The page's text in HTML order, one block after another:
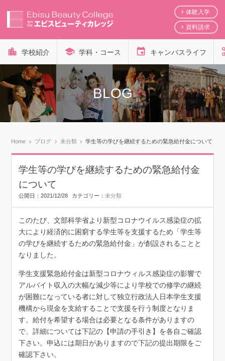
体験入学
資料請求
学校紹介 学科・コース キャンパスライフ
BLOG
Home ブログ 未分類 学生等の学びを継続するための緊急給付金について
学生等の学びを継続するための緊急給付金
について
公開日：2021/12/28 カテゴリー： 未分類
このたび、文部科学省より新型コロナウイルス感染症の拡
大により経済的に困窮する学生等を支援するため「学生等
の学びを継続するための緊急給付金」が創設されることと
なりました。
学生支援緊急給付金は新型コロナウィルス感染症の影響で
アルバイト収入の大幅な減少等により学校での修学の継続
が困難になっている者に対して独立行政法人日本学生支援
機構から現金を支給することで支援を行う制度となりま
す。給付を希望する場合は必要となる条件がありますの
で、詳細については下記の【申請の手引き】を各自ご確認
下さい。申込には期日がありますので下記の提出期限をご
確認下さい。